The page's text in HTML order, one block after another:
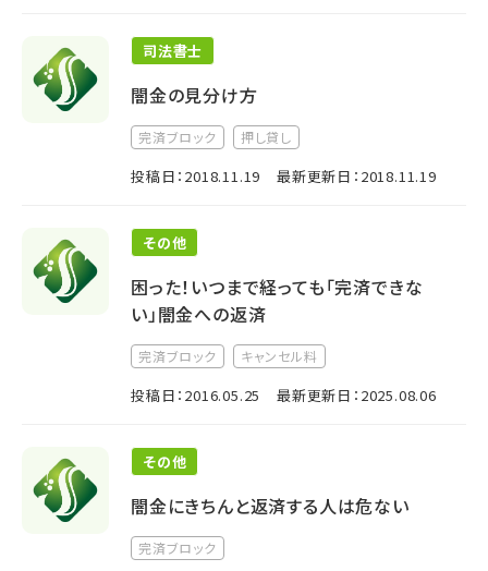
司法書士
闇金の見分け方
完済ブロック 押し貸し
投稿日：2018.11.19 最新更新日：2018.11.19
その他
困った！いつまで経っても「完済できな
い」闇金への返済
完済ブロック キャンセル料
投稿日：2016.05.25 最新更新日：2025.08.06
その他
闇金にきちんと返済する人は危ない
完済ブロック